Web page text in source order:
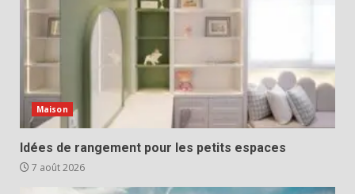
Maison
Idées de rangement pour les petits espaces
7 août 2026